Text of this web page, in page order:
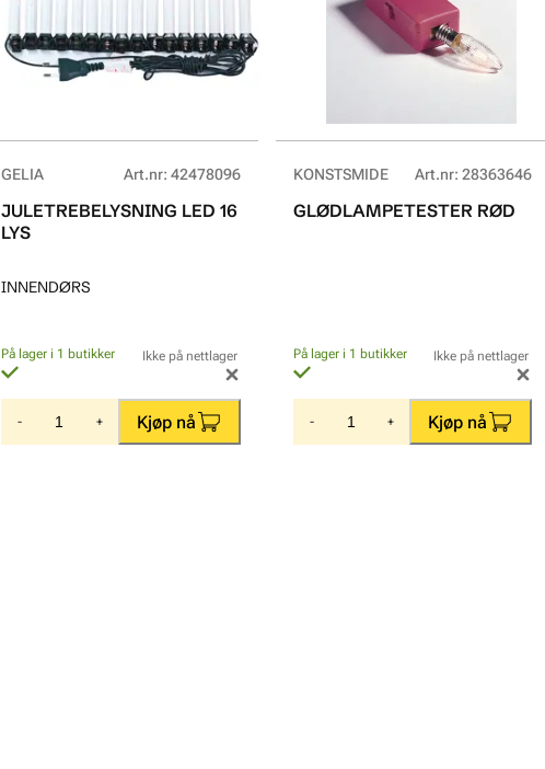
GELIA Art.nr: 42478096
JULETREBELYSNING LED 16
LYS
INNENDØRS
På lager i 1 butikker Ikke på nettlager
- + Kjøp nå
KONSTSMIDE Art.nr:28363646
GLØDLAMPETESTER RØD
På lager i 1 butikker Ikke på nettlager
- + Kjøp nå